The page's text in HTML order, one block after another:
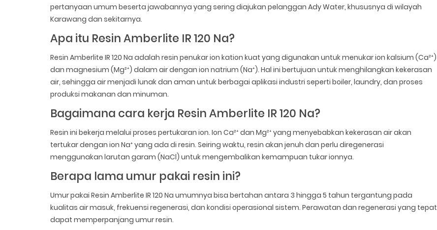
pertanyaan umum beserta jawabannya yang sering diajukan pelanggan Ady Water, khususnya di wilayah
Karawang dan sekitarnya.
Apa itu Resin Amberlite IR 120 Na?
Resin Amberlite IR 120 Na adalah resin penukar ion kation kuat yang digunakan untuk menukar ion kalsium (Ca²⁺)
dan magnesium (Mg²⁺) dalam air dengan ion natrium (Na⁺). Hal ini bertujuan untuk menghilangkan kekerasan
air, sehingga air menjadi lunak dan aman untuk berbagai aplikasi industri seperti boiler, laundry, dan proses
produksi makanan dan minuman.
Bagaimana cara kerja Resin Amberlite IR 120 Na?
Resin ini bekerja melalui proses pertukaran ion. Ion Ca²⁺ dan Mg²⁺ yang menyebabkan kekerasan air akan
tertukar dengan ion Na⁺ yang ada di resin. Seiring waktu, resin akan jenuh dan perlu diregenerasi
menggunakan larutan garam (NaCl) untuk mengembalikan kemampuan tukar ionnya.
Berapa lama umur pakai resin ini?
Umur pakai Resin Amberlite IR 120 Na umumnya bisa bertahan antara 3 hingga 5 tahun tergantung pada
kualitas air masuk, frekuensi regenerasi, dan kondisi operasional sistem. Perawatan dan regenerasi yang tepat
dapat memperpanjang umur resin.